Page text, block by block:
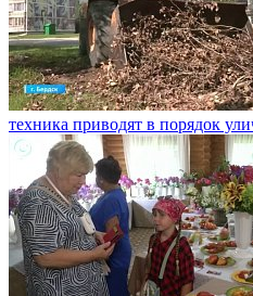
техника приводят в порядок